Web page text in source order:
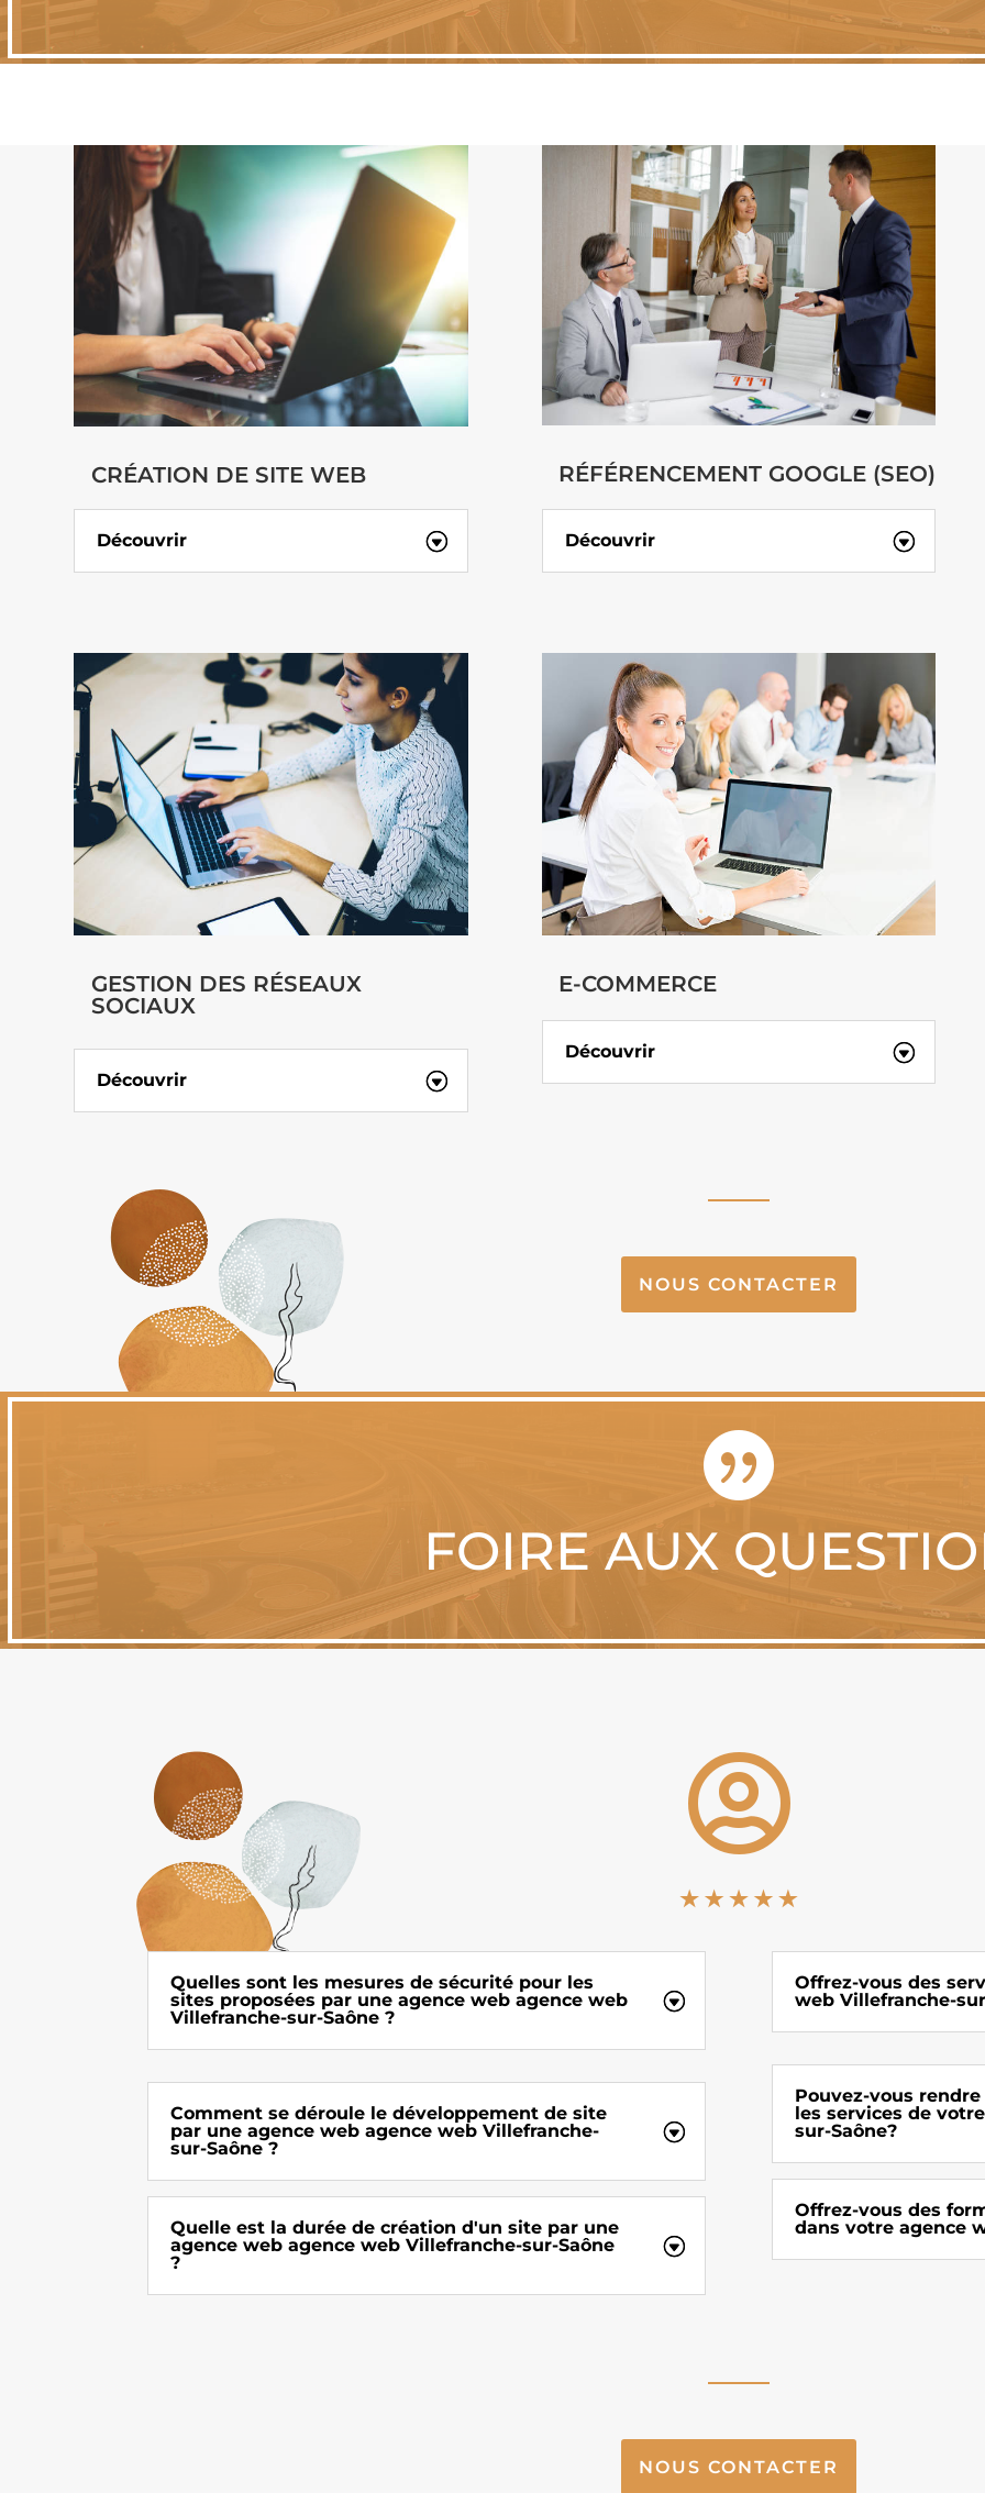
CRÉATION DE SITE WEB
Découvrir
RÉFÉRENCEMENT GOOGLE (SEO)
Découvrir
GESTION DES RÉSEAUX
SOCIAUX
Découvrir
E-COMMERCE
Découvrir
NOUS CONTACTER

FOIRE AUX

Quelles sont les mesures de sécurité pour les
sites proposées par une agence web agence web
Villefranche-sur-Saône ?
Comment se déroule le développement de site
par une agence web agence web Villefranche-
sur-Saône ?
Quelle est la durée de création d'un site par une
agence web agence web Villefranche-sur-Saône
?
Offrez-vous des
web Villefranche-
Pouvez-vous
les services de
sur-Saône?
Offrez-vous des
dans votre agence
NOUS CONTACTER